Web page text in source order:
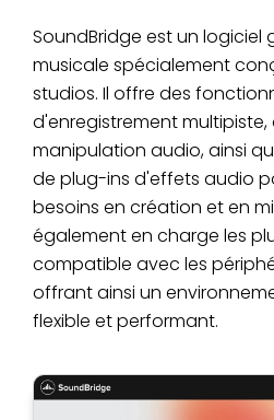
SoundBridge est un
musicale spécialement
studios. Il offre des
d'enregistrement multipiste,
manipulation audio, ainsi
de plug-ins d'effets audio
besoins en création et en
également en charge les
compatible avec les
offrant ainsi un
flexible et performant.